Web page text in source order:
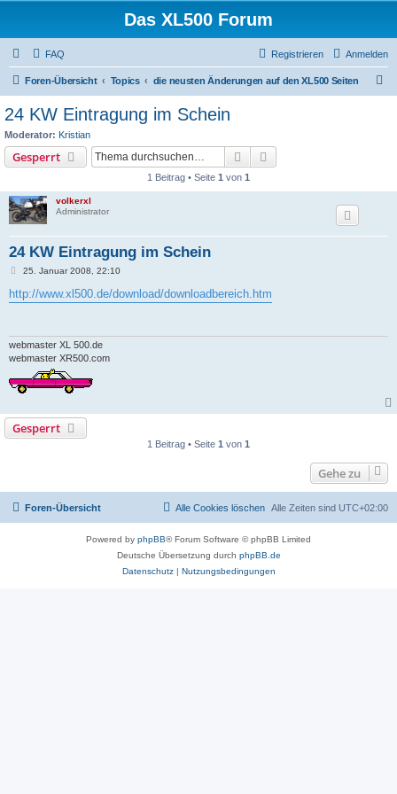
Das XL500 Forum
FAQ Anmelden
Registrieren
Foren-Übersicht Topics die neusten Änderungen auf den XL500 Seiten
24 KW Eintragung im Schein
Moderator: Kristian
Gesperrt Suche
1 Beitrag • Seite 1 von 1
volkerxl
Administrator
24 KW Eintragung im Schein
B
i
t
25. Januar 2008, 22:10
http://www.xl500.de/download/downloadbereich.htm
webmaster XL 500.de
webmaster XR500.com
Gesperrt
1 Beitrag • Seite 1 von 1
Gehe zu
Foren-Übersicht Alle Zeiten sind UTC+02:00
Alle Cookies löschen
Powered by phpBB® Forum Software © phpBB Limited
Deutsche Übersetzung durch phpBB.de
Datenschutz| Nutzungsbedingungen